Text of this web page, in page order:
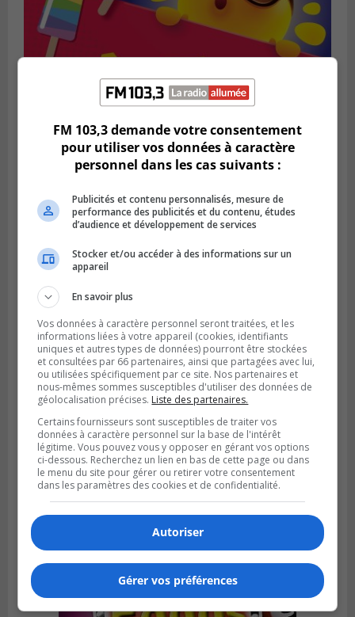
SAINT-BRUNO-DE-MONTARVILLE
Publié le 2 août 2026 à 08h06
Bruno
Publié le 30 juillet 2026 à 07h58
Sainte-Catherine prolonge son aide
financière au Complexe Le Partage
FM 103,3 demande votre consentement
pour utiliser vos données à caractère
personnel dans les cas suivants :
Publicités et contenu personnalisés, mesure de
performance des publicités et du contenu, études
d’audience et développement de services
Stocker et/ou accéder à des informations sur un
appareil
En savoir plus
Vos données à caractère personnel seront traitées, et les
informations liées à votre appareil (cookies, identifiants
uniques et autres types de données) pourront être stockées
et consultées par 66 partenaires, ainsi que partagées avec lui,
ou utilisées spécifiquement par ce site. Nos partenaires et
nous-mêmes sommes susceptibles d'utiliser des données de
géolocalisation précises. Liste des partenaires.
Certains fournisseurs sont susceptibles de traiter vos
données à caractère personnel sur la base de l'intérêt
légitime. Vous pouvez vous y opposer en gérant vos options
ci-dessous. Recherchez un lien en bas de cette page ou dans
le menu du site pour gérer ou retirer votre consentement
dans les paramètres des cookies et de confidentialité.
Autoriser
Gérer vos préférences